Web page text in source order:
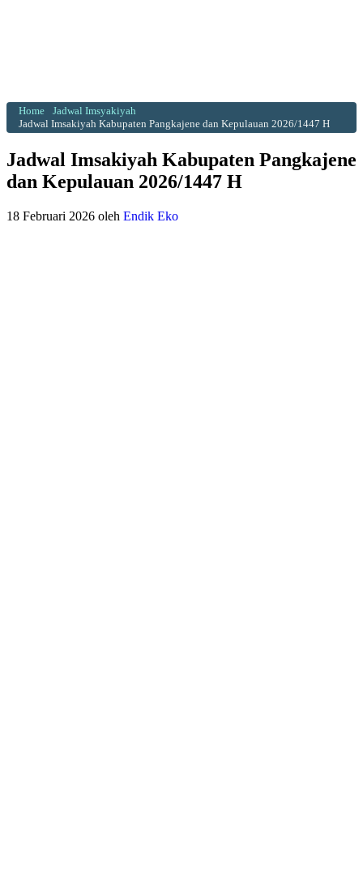
Home
Jadwal Imsyakiyah
Jadwal Imsakiyah Kabupaten Pangkajene dan Kepulauan 2026/1447 H
Jadwal Imsakiyah Kabupaten Pangkajene
dan Kepulauan 2026/1447 H
18 Februari 2026 oleh Endik Eko